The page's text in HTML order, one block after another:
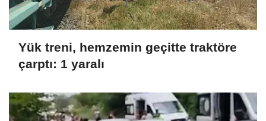
Yük treni, hemzemin geçitte traktöre
çarptı: 1 yaralı